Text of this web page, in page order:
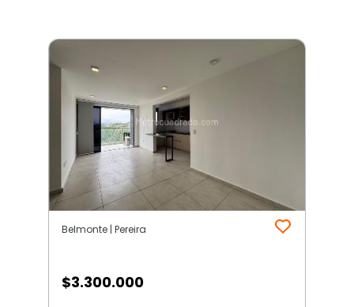
Belmonte | Pereira
$3.300.000